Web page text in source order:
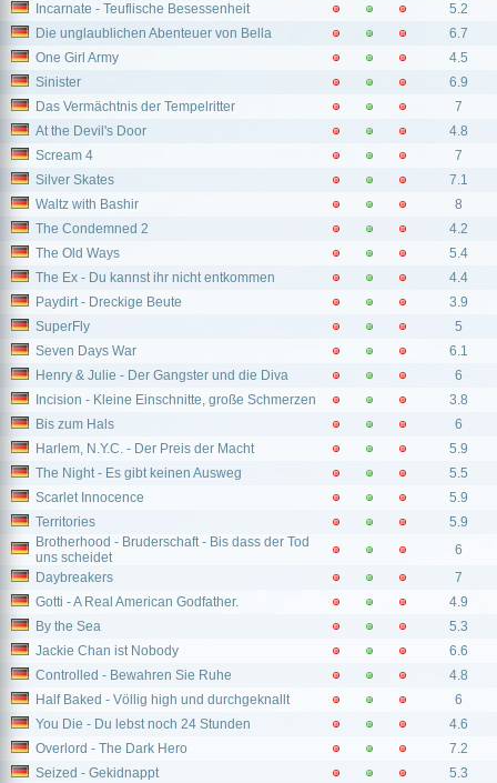
Incarnate - Teuflische Besessenheit
5.2
Die unglaublichen Abenteuer von Bella
6.7
One Girl Army
4.5
Sinister
6.9
Das Vermächtnis der Tempelritter
7
At the Devil's Door
4.8
Scream 4
7
Silver Skates
7.1
Waltz with Bashir
8
The Condemned 2
4.2
The Old Ways
5.4
The Ex - Du kannst ihr nicht entkommen
4.4
Paydirt - Dreckige Beute
3.9
SuperFly
5
Seven Days War
6.1
Henry & Julie - Der Gangster und die Diva
6
Incision - Kleine Einschnitte, große Schmerzen
3.8
Bis zum Hals
6
Harlem, N.Y.C. - Der Preis der Macht
5.9
The Night - Es gibt keinen Ausweg
5.5
Scarlet Innocence
5.9
Territories
5.9
Brotherhood - Bruderschaft - Bis dass der Tod
uns scheidet
6
Daybreakers
7
Gotti - A Real American Godfather.
4.9
By the Sea
5.3
Jackie Chan ist Nobody
6.6
Controlled - Bewahren Sie Ruhe
4.8
Half Baked - Völlig high und durchgeknallt
6
You Die - Du lebst noch 24 Stunden
4.6
Overlord - The Dark Hero
7.2
Seized - Gekidnappt
5.3